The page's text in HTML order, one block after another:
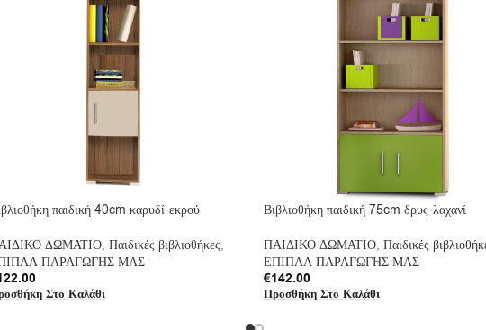
παιδική 40cm καρυδί-εκρού
ΔΩΜΑΤΙΟ, Παιδικές βιβλιοθήκες,
ΠΑΡΑΓΩΓΗΣ ΜΑΣ
Στο Καλάθι
Βιβλιοθήκη παιδική 75cm δρυς-λαχανί
ΠΑΙΔΙΚΟ ΔΩΜΑΤΙΟ, Παιδικές
ΕΠΙΠΛΑ ΠΑΡΑΓΩΓΗΣ ΜΑΣ
€142.00
Προσθήκη Στο Καλάθι